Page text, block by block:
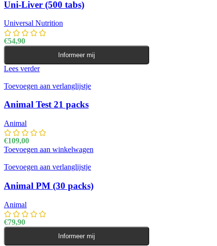
Uni-Liver (500 tabs)
Universal Nutrition
€54,90
Informeer mij
Lees verder
Toevoegen aan verlanglijstje
Animal Test 21 packs
Animal
€109,00
Toevoegen aan winkelwagen
Toevoegen aan verlanglijstje
Animal PM (30 packs)
Animal
€79,90
Informeer mij